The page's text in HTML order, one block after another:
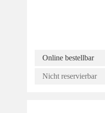
Online bestellbar
Nicht reservierbar